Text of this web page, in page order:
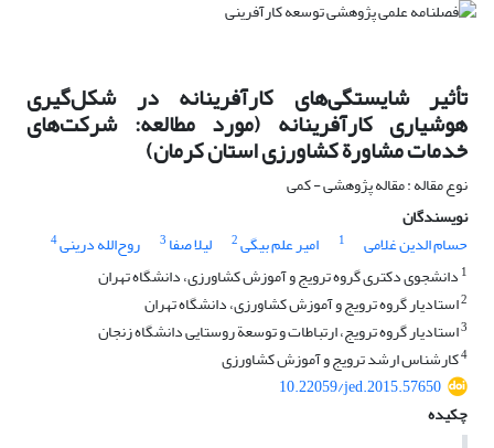
تأثیر شایستگی‌های کارآفرینانه در شکل‌گیری
هوشیاری کارآفرینانه (مورد مطالعه: شرکت‌های
خدمات مشاورة کشاورزی استان کرمان)
نوع مقاله : مقاله پژوهشی - کمی
نویسندگان
حسام الدین غلامی
1 امیر علم بیگی2 لیلا صفا 3 روح‌الله درینی4
1 دانشجوی دکتری گروه ترویج و آموزش کشاورزی، دانشگاه تهران
2استادیار گروه ترویج و آموزش کشاورزی، دانشگاه تهران
3استادیار گروه ترویج، ارتباطات و توسعة روستایی دانشگاه زنجان
4کارشناس ارشد ترویج و آموزش کشاورزی
10.22059/jed.2015.57650
چکیده